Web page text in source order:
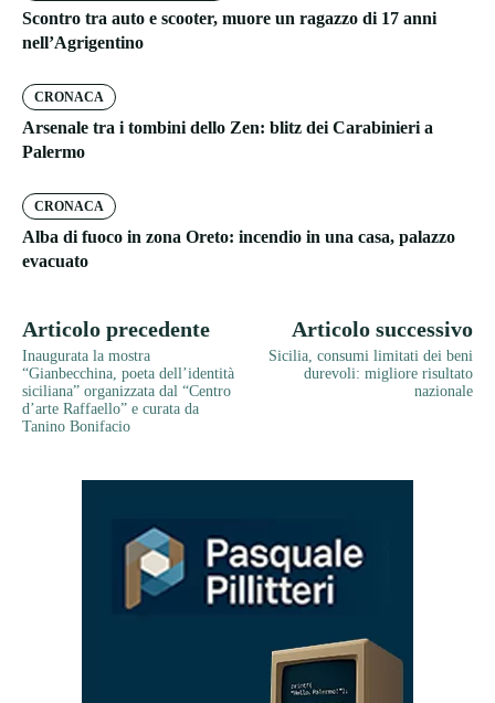
Scontro tra auto e scooter, muore un ragazzo di 17 anni
nell’Agrigentino
CRONACA
Arsenale tra i tombini dello Zen: blitz dei Carabinieri a
Palermo
CRONACA
Alba di fuoco in zona Oreto: incendio in una casa, palazzo
evacuato
Articolo precedente
Inaugurata la mostra
“Gianbecchina, poeta dell’identità
siciliana” organizzata dal “Centro
d’arte Raffaello” e curata da
Tanino Bonifacio
Articolo successivo
Sicilia, consumi limitati dei beni
durevoli: migliore risultato
nazionale